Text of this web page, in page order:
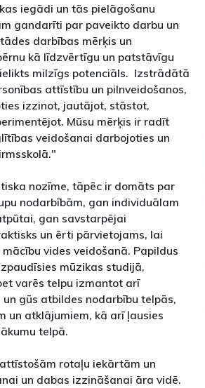
iegādi un tās pielāgošanu
gandarīti par paveikto darbu un
darbības mērķis un
kā līdzvērtīgu un patstāvīgu
milzīgs potenciāls. Izstrādātā
attīstību un pilnveidošanos,
izzinot, jautājot, stāstot,
Mūsu mērķis ir radīt
veidošanai darbojoties un
nozīme, tāpēc ir domāts par
nodarbībām, gan individuālam
gan savstarpējai
un ērti pārvietojams, lai
vides veidošanā. Papildus
mūzikas studijā,
varēs telpu izmantot arī
gūs atbildes nodarbību telpās,
un atklājumiem, kā arī ļausies
telpā.
rotaļu iekārtām un
un dabas izzināšanai āra vidē.